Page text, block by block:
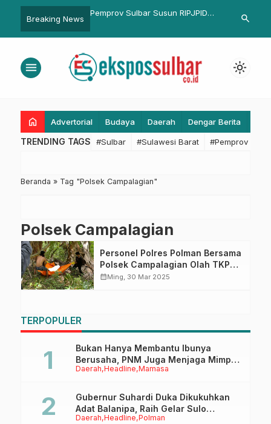
Breaking News
Atasi Stunting dan
Pemprov Sulbar Susun RIPJPID
Inovasi Berbasis Daerah
Ridwan
Kendaraan
search
menu light_mode
home Advertorial Budaya Daerah Dengar Berita
TRENDING TAGS #Sulbar #Sulawesi Barat #Pemprov
Beranda » Tag "Polsek Campalagian"
Polsek Campalagian
Personel Polres Polman Bersama
Polsek Campalagian Olah TKP
Penemuan Mayat di Desa
calendar_monthMing, 30 Mar 2025
TERPOPULER
Daerah Headline Mamasa
Bukan Hanya Membantu Ibunya
Berusaha, PNM Juga Menjaga Mimpi
Anaknya Untuk Menggapai Cita-Cita
Daerah Headline Polman
Gubernur Suhardi Duka Dikukuhkan
Adat Balanipa, Raih Gelar Sulo
Tappidena